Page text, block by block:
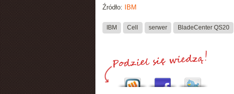
Źródło: IBM
IBM Cell serwer BladeCenter QS20